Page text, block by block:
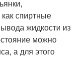
спиртные
жидкости из
можно
а для этого